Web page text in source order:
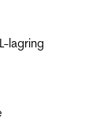
lagring